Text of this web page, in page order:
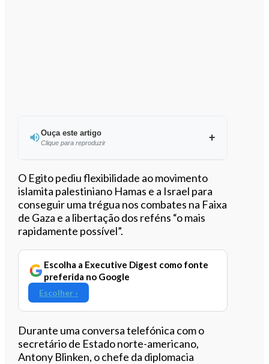
Ouça este artigo
Clique para reproduzir
Ouvir este artigo
O Egito pediu flexibilidade ao movimento
islamita palestiniano Hamas e a Israel para
conseguir uma trégua nos combates na Faixa
de Gaza e a libertação dos reféns “o mais
rapidamente possível”.
Escolha a Executive Digest como fonte
preferida no Google
Escolher ›
Durante uma conversa telefónica com o
secretário de Estado norte-americano,
Antony Blinken, o chefe da diplomacia